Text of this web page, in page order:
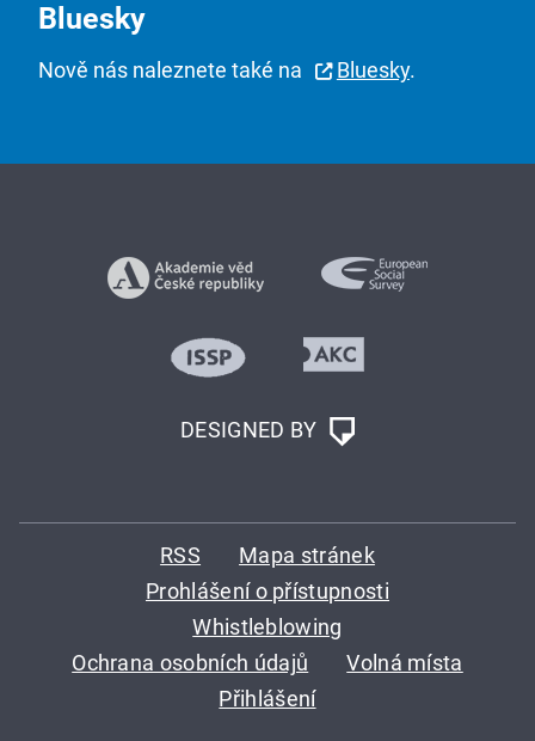
Bluesky
Nově nás naleznete také na Bluesky.
DESIGNED BY
RSS
Mapa stránek
Prohlášení o přístupnosti
Whistleblowing
Ochrana osobních údajů
Volná místa
Přihlášení